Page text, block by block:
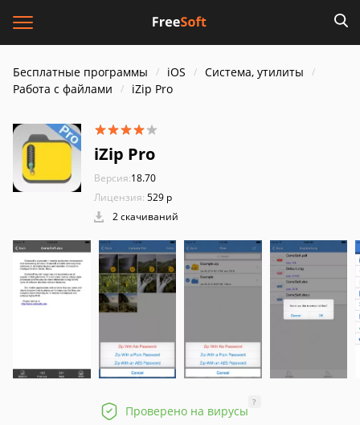
Бесплатные программы iOS
Система, утилиты
Работа с файлами
iZip Pro
iZip Pro
Версия:18.70
Лицензия: 529 р
2 скачиваний
Проверено на вирусы
?